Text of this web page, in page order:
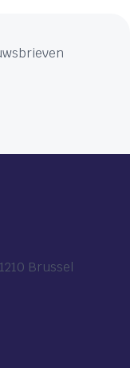
Brussel